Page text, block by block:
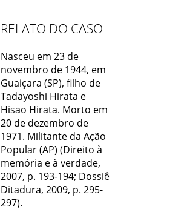
RELATO DO CASO
Nasceu em 23 de
novembro de 1944, em
Guaiçara (SP), ﬁlho de
Tadayoshi Hirata e
Hisao Hirata. Morto em
20 de dezembro de
1971. Militante da Ação
Popular (AP) (Direito à
memória e à verdade,
2007, p. 193-194; Dossiê
Ditadura, 2009, p. 295-
297).